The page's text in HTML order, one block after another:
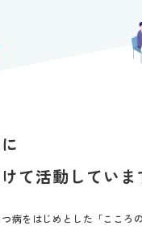
て活動していま
病をはじめとした「こころ